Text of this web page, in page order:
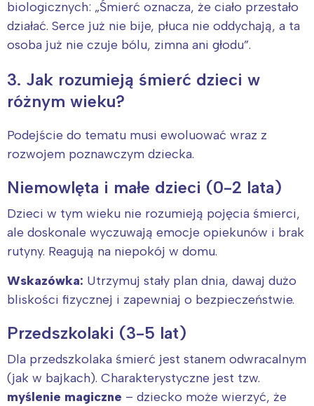
biologicznych: „Śmierć oznacza, że ciało przestało
działać. Serce już nie bije, płuca nie oddychają, a ta
osoba już nie czuje bólu, zimna ani głodu”.
3. Jak rozumieją śmierć dzieci w
różnym wieku?
Podejście do tematu musi ewoluować wraz z
rozwojem poznawczym dziecka.
Niemowlęta i małe dzieci (0-2 lata)
Dzieci w tym wieku nie rozumieją pojęcia śmierci,
ale doskonale wyczuwają emocje opiekunów i brak
rutyny. Reagują na niepokój w domu.
Wskazówka: Utrzymuj stały plan dnia, dawaj dużo
bliskości fizycznej i zapewniaj o bezpieczeństwie.
Przedszkolaki (3-5 lat)
Dla przedszkolaka śmierć jest stanem odwracalnym
(jak w bajkach). Charakterystyczne jest tzw.
myślenie magiczne – dziecko może wierzyć, że